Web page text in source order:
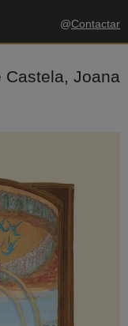
@Contactar
Castela, Joana